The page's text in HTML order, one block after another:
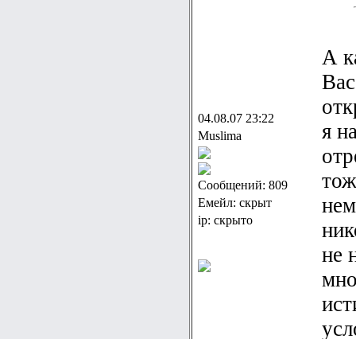
04.08.07 23:22
Muslima
Сообщений: 809
Емейл: скрыт
ip: скрыто
А
я
не